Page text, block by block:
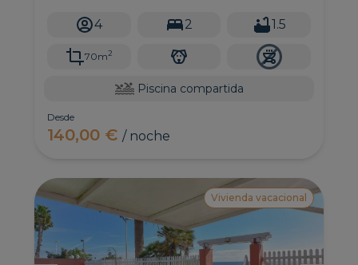
privado resort de Pasito Blanco, al sur de Gran
Canaria. 4 2 1.5
70m2
Piscina compartida
Desde
140,00 €/ noche
Vivienda vacacional